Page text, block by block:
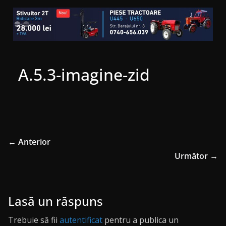
A.5.3-imagine-zid
← Anterior
Următor →
Lasă un răspuns
Trebuie să fii autentificat pentru a publica un